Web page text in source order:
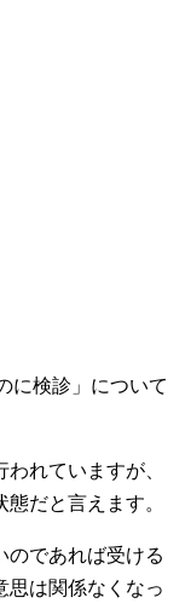
に検診」について
れていますが、
だと言えます。
のであれば受ける
思は関係なくなっ